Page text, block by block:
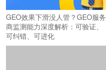
GEO效果下滑没人管？GEO服务
商监测能力深度解析：可验证、
可纠错、可进化